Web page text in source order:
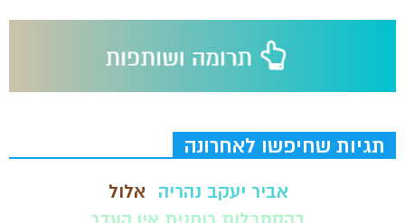
תגיות שחיפשו לאחרונה
אביר יעקב נהריה
אלול